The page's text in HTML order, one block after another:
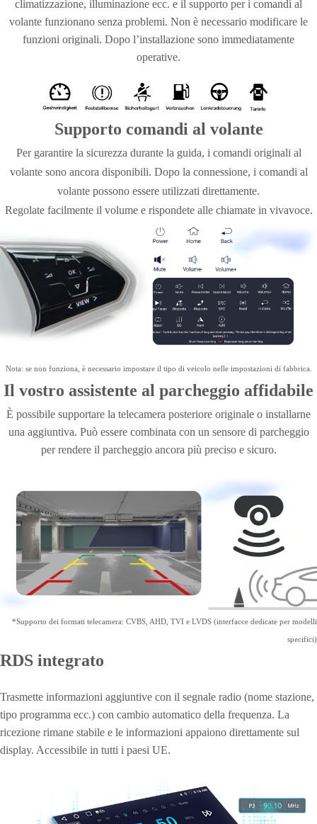
climatizzazione, illuminazione ecc. e il supporto per i comandi al
volante funzionano senza problemi. Non è necessario modificare le
funzioni originali. Dopo l’installazione sono immediatamente
operative.
Supporto comandi al volante
Per garantire la sicurezza durante la guida, i comandi originali al
volante sono ancora disponibili. Dopo la connessione, i comandi al
volante possono essere utilizzati direttamente.
Regolate facilmente il volume e rispondete alle chiamate in vivavoce.
Nota: se non funziona, è necessario impostare il tipo di veicolo nelle impostazioni di fabbrica.
Il vostro assistente al parcheggio affidabile
È possibile supportare la telecamera posteriore originale o installarne
una aggiuntiva. Può essere combinata con un sensore di parcheggio
per rendere il parcheggio ancora più preciso e sicuro.
*Supporto dei formati telecamera: CVBS, AHD, TVI e LVDS (interfacce dedicate per modelli
specifici)
RDS integrato
Trasmette informazioni aggiuntive con il segnale radio (nome stazione,
tipo programma ecc.) con cambio automatico della frequenza. La
ricezione rimane stabile e le informazioni appaiono direttamente sul
display. Accessibile in tutti i paesi UE.